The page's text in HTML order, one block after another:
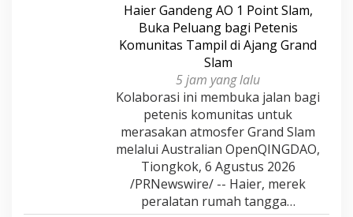
Haier Gandeng AO 1 Point Slam,
Buka Peluang bagi Petenis
Komunitas Tampil di Ajang Grand
Slam
5 jam yang lalu
Kolaborasi ini membuka jalan bagi
petenis komunitas untuk
merasakan atmosfer Grand Slam
melalui Australian OpenQINGDAO,
Tiongkok, 6 Agustus 2026
/PRNewswire/ -- Haier, merek
peralatan rumah tangga…